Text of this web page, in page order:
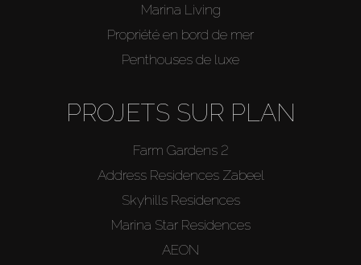
Marina Living
Propriété en bord de mer
Penthouses de luxe
PROJETS SUR PLAN
Farm Gardens 2
Address Residences Zabeel
Skyhills Residences
Marina Star Residences
AEON